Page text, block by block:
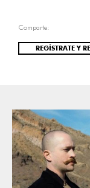
Comparte:
REGÍSTRATE Y